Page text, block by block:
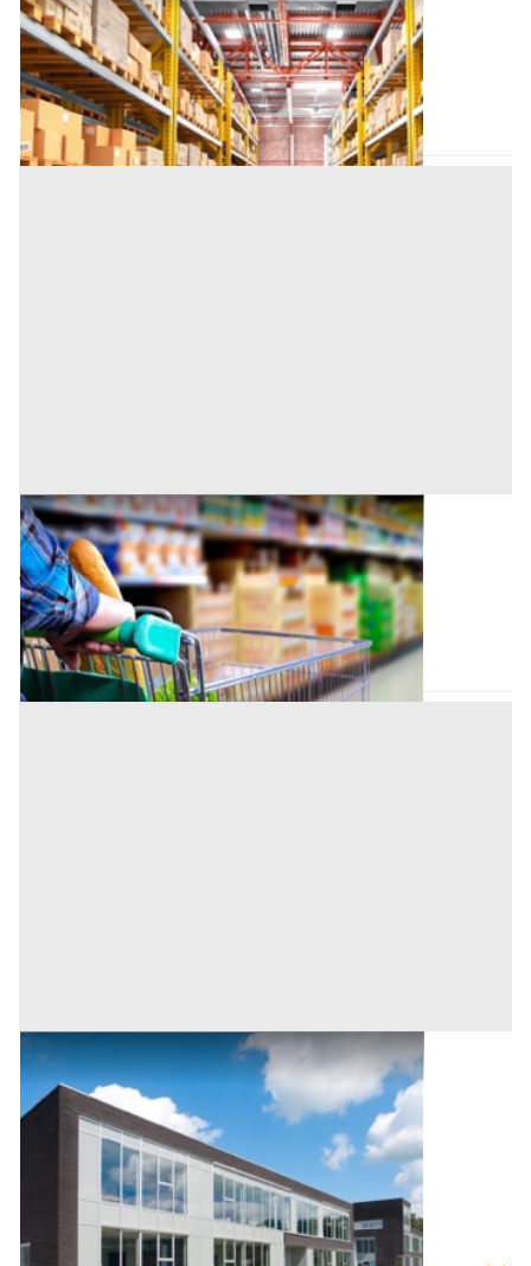
San Giorgio delle Pertiche (Padova)
Offerta minima
527.550 € 703.400 €
Codice asta:AI3635712
Asta chiusa
Negozio all'asta a Padova
San Giorgio delle Pertiche (Padova)
Offerta minima
48.000 € 64.000 €
Codice asta: AI3691303
Asta chiusa
Credito Unitario all'asta a Padova
San Giorgio delle Pertiche
Offerta minima
5.250 €
Codice asta:28d9051d
Asta chiusa